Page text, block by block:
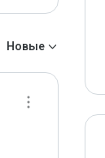
Новые